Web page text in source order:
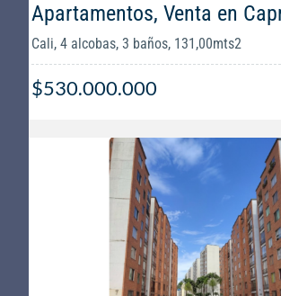
Apartamentos, Venta en
Cali, 4 alcobas, 3 baños, 131,00mts2
$530.000.000